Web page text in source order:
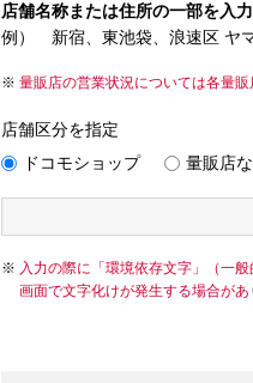
店舗名称または住所の一部を入
例） 新宿、東池袋、浪速区 ヤ
量販店の営業状況については各量販
店舗区分を指定
ドコモショップ
量販店
入力の際に「環境依存文字」（一
画面で文字化けが発生する場合があ